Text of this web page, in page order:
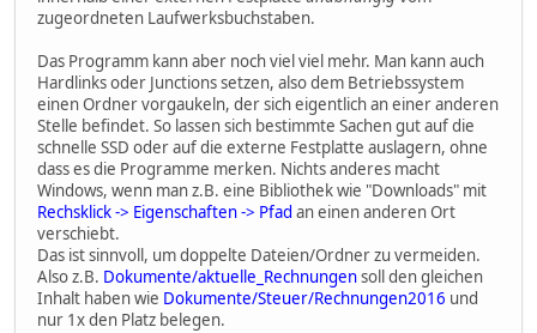
zugeordneten Laufwerksbuchstaben.
Das Programm kann aber noch viel viel mehr. Man kann auch
Hardlinks oder Junctions setzen, also dem Betriebssystem
einen Ordner vorgaukeln, der sich eigentlich an einer anderen
Stelle befindet. So lassen sich bestimmte Sachen gut auf die
schnelle SSD oder auf die externe Festplatte auslagern, ohne
dass es die Programme merken. Nichts anderes macht
Windows, wenn man z.B. eine Bibliothek wie "Downloads" mit
Rechsklick -> Eigenschaften -> Pfad an einen anderen Ort
verschiebt.
Das ist sinnvoll, um doppelte Dateien/Ordner zu vermeiden.
Also z.B. Dokumente/aktuelle_Rechnungensoll den gleichen
Inhalt haben wie Dokumente/Steuer/Rechnungen2016 und
nur 1x den Platz belegen.